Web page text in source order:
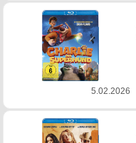
5.02.2026